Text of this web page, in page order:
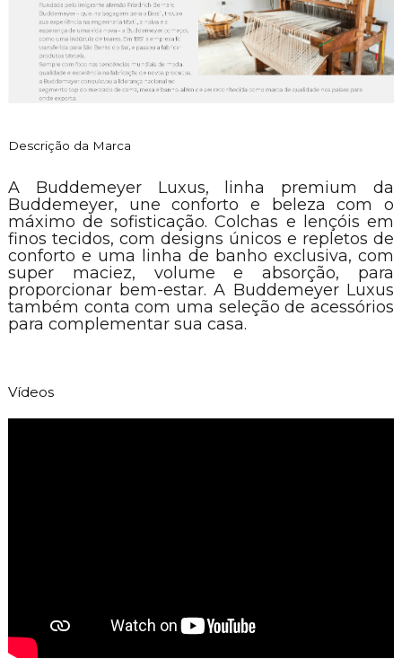
Descrição da Marca
A Buddemeyer Luxus, linha premium da
Buddemeyer, une conforto e beleza com o
máximo de sofisticação. Colchas e lençóis em
finos tecidos, com designs únicos e repletos de
conforto e uma linha de banho exclusiva, com
super maciez, volume e absorção, para
proporcionar bem-estar. A Buddemeyer Luxus
também conta com uma seleção de acessórios
para complementar sua casa.
Vídeos